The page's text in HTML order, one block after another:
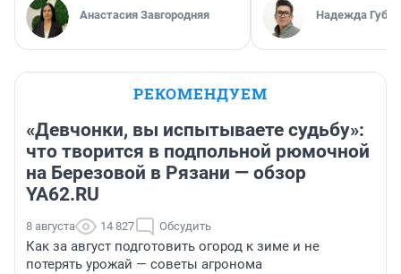
Анастасия Завгородняя Надежда
РЕКОМЕНДУЕМ
«Девчонки, вы испытываете судьбу»:
что творится в подпольной рюмочной
на Березовой в Рязани — обзор
YA62.RU
8 августа 14 827 Обсудить
Как за август подготовить огород к зиме и не
потерять урожай — советы агронома